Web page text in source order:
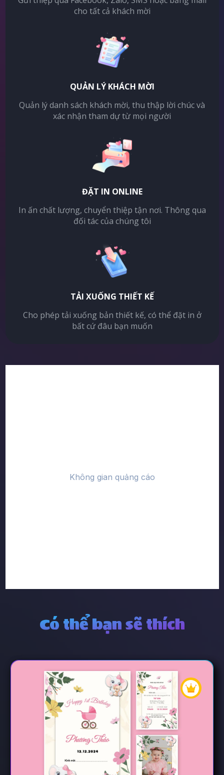
cho tất cả khách mời
QUẢN LÝ KHÁCH MỜI
Quản lý danh sách khách mời, thu thập lời chúc và
xác nhận tham dự từ mọi người
ĐẶT IN ONLINE
In ấn chất lượng, chuyển thiệp tận nơi. Thông qua
đối tác của chúng tôi
TẢI XUỐNG THIẾT KẾ
Cho phép tải xuống bản thiết kế, có thể đặt in ở
bất cứ đâu bạn muốn
Có thể bạn sẽ thích